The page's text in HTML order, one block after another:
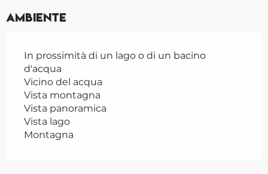
Ambiente
In prossimità di un lago o di un bacino
d'acqua
Vicino del acqua
Vista montagna
Vista panoramica
Vista lago
Montagna